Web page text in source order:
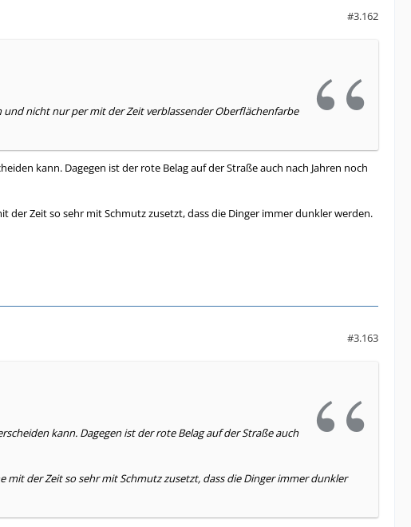
#3.162
nicht nur per mit der Zeit verblassender Oberflächenfarbe
kann. Dagegen ist der rote Belag auf der Straße auch nach Jahren noch
der Zeit so sehr mit Schmutz zusetzt, dass die Dinger immer dunkler werden.
#3.163
kann. Dagegen ist der rote Belag auf der Straße auch
mit der Zeit so sehr mit Schmutz zusetzt, dass die Dinger immer dunkler